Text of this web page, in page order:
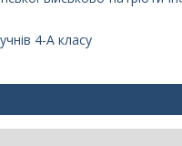
4-А класу